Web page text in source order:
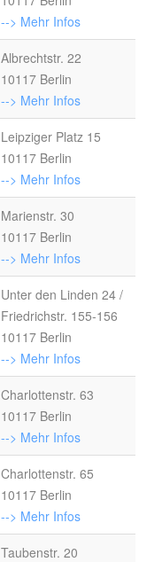
--> Mehr Infos
Albrechtstr. 22
10117 Berlin
--> Mehr Infos
Leipziger Platz 15
10117 Berlin
--> Mehr Infos
Marienstr. 30
10117 Berlin
--> Mehr Infos
Unter den Linden 24 /
Friedrichstr. 155-156
10117 Berlin
--> Mehr Infos
Charlottenstr. 63
10117 Berlin
--> Mehr Infos
Charlottenstr. 65
10117 Berlin
--> Mehr Infos
Taubenstr. 20